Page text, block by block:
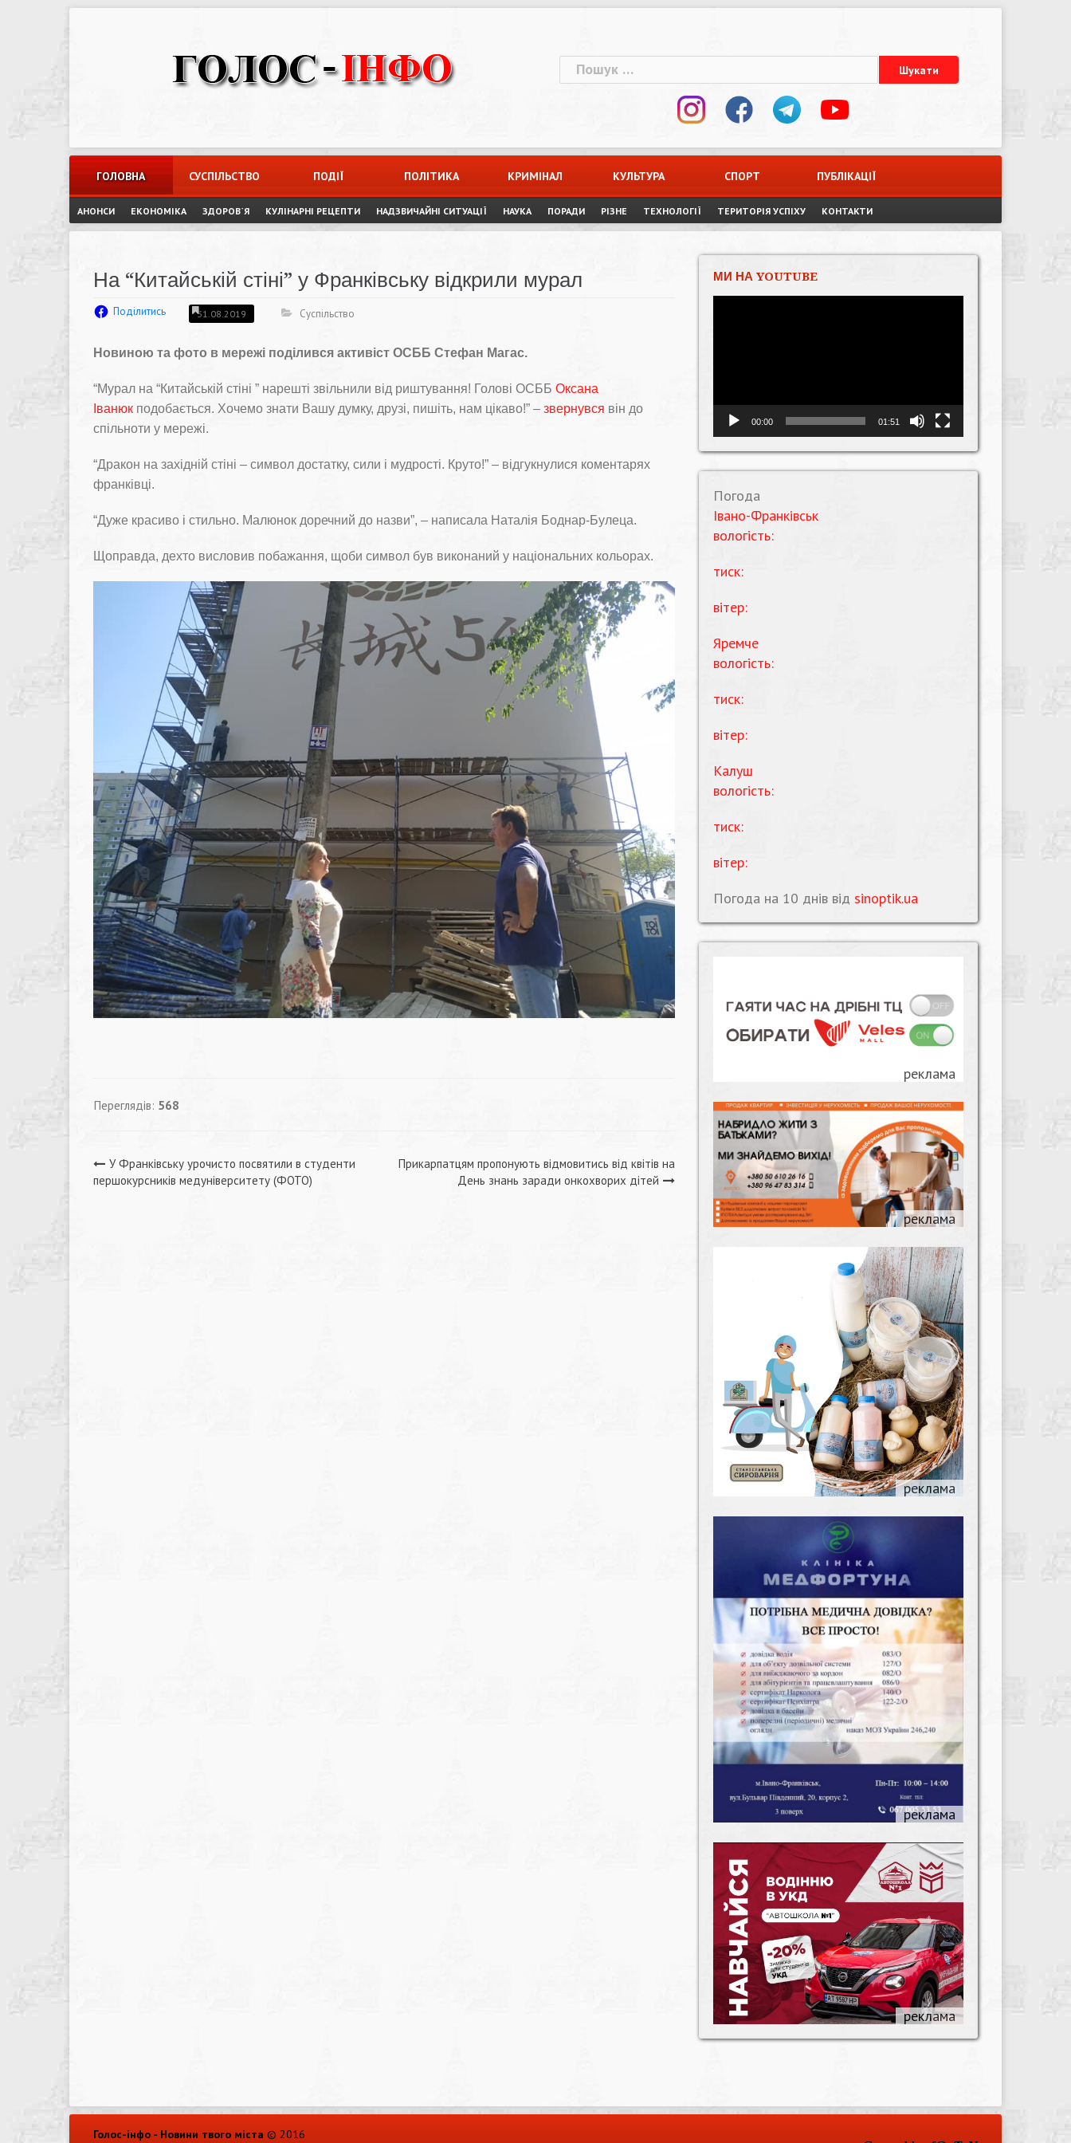
Пошук:
ГОЛОВНА СУСПІЛЬСТВО ПОДІЇ ПОЛІТИКА КРИМІНАЛ КУЛЬТУРА СПОРТ ПУБЛІКАЦІЇ
АНОНСИ ЕКОНОМІКА ЗДОРОВ`Я КУЛІНАРНІ РЕЦЕПТИ НАДЗВИЧАЙНІ СИТУАЦІЇ НАУКА ПОРАДИ РІЗНЕ ТЕХНОЛОГІЇ ТЕРИТОРІЯ УСПІХУ КОНТАКТИ
На “Китайській стіні” у Франківську відкрили мурал
Поділитись 31.08.2019 Суспільство
Новиною та фото в мережі поділився активіст ОСББ Стефан Магас.
“Мурал на “Китайській стіні ” нарешті звільнили від риштування! Голові ОСББ Оксана
Іванюк подобається. Хочемо знати Вашу думку, друзі, пишіть, нам цікаво!” – звернувся він до
спільноти у мережі.
“Дракон на західній стіні – символ достатку, сили і мудрості. Круто!” – відгукнулися коментарях
франківці.
“Дуже красиво і стильно. Малюнок доречний до назви”, – написала Наталія Боднар-Булеца.
Щоправда, дехто висловив побажання, щоби символ був виконаний у національних кольорах.
Переглядів: 568
Навігація
У Франківську урочисто посвятили в студенти
першокурсників медуніверситету (ФОТО)
Прикарпатцям пропонують відмовитись від квітів на
День знань заради онкохворих дітей
МИ НА YOUTUBE
00:00 01:51
Погода
Івано-Франківськ
вологість:
тиск:
вітер:
Яремче
вологість:
тиск:
вітер:
Калуш
вологість:
тиск:
вітер:
Погода на 10 днів від sinoptik.ua
Голос-інфо - Новини твого міста © 2016